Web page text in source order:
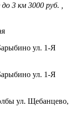
3 км 3000 руб. ,
ул. 1-Я
ул. 1-Я
ул. Щебанцево,